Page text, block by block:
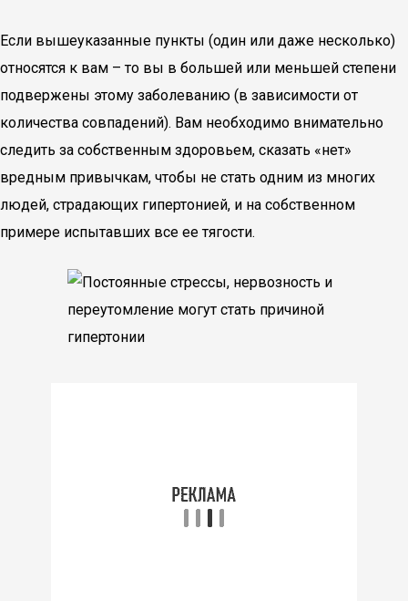
Если вышеуказанные пункты (один или даже несколько)
относятся к вам – то вы в большей или меньшей степени
подвержены этому заболеванию (в зависимости от
количества совпадений). Вам необходимо внимательно
следить за собственным здоровьем, сказать «нет»
вредным привычкам, чтобы не стать одним из многих
людей, страдающих гипертонией, и на собственном
примере испытавших все ее тягости.